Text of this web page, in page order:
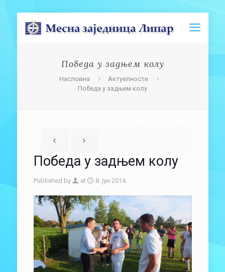
Победа у задњем колу
Насловна
Актуелности
Победа у задњем колу
Победа у задњем колу
Published by at 8. јун 2014.